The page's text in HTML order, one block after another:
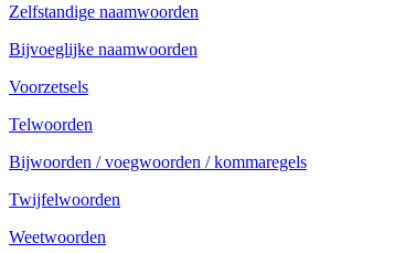
Zelfstandige naamwoorden
Bijvoeglijke naamwoorden
Voorzetsels
Telwoorden
Bijwoorden / voegwoorden / kommaregels
Twijfelwoorden
Weetwoorden